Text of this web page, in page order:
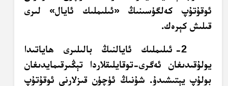
ئوقۇتۇپ كەلگۈسىنىڭ «ئىلىملىك ئايال» لىرى
قىلىش كېرەك.
2- ئىلىملىك ئايالنىڭ بالىلىرى ھاياتىدا
يولۇقىدىغان ئەگرى-توقايلىقلاردا تېڭىرقىمايدىغان
بولۇپ يېتىشىدۇ. شۇنىڭ ئۈچۈن قىزلارنى ئوقۇتۇپ